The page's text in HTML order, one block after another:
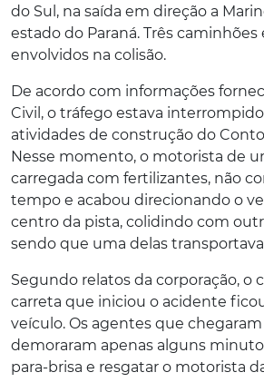
do Sul, na saída em direção a
estado do Paraná. Três caminhões
envolvidos na colisão.
De acordo com informações
Civil, o tráfego estava
atividades de construção do
Nesse momento, o motorista de
carregada com fertilizantes, não
tempo e acabou direcionando o
centro da pista, colidindo com
sendo que uma delas
Segundo relatos da corporação, o
carreta que iniciou o acidente
veículo. Os agentes que chegaram
demoraram apenas alguns
para-brisa e resgatar o motorista